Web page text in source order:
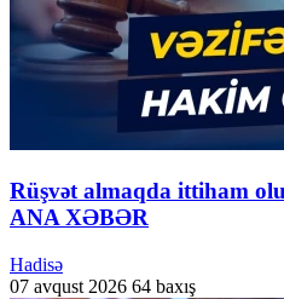
Rüşvət almaqda ittiham
ANA XƏBƏR
Hadisə
07 avqust 2026 64 baxış